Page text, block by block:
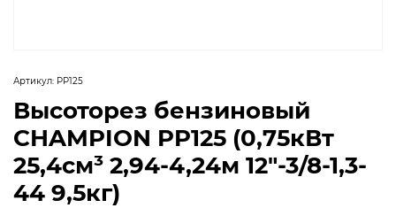
Артикул: PP125
Высоторез бензиновый
CHAMPION PP125 (0,75кВт
25,4см³ 2,94-4,24м 12″-3/8-1,3-
44 9,5кг)